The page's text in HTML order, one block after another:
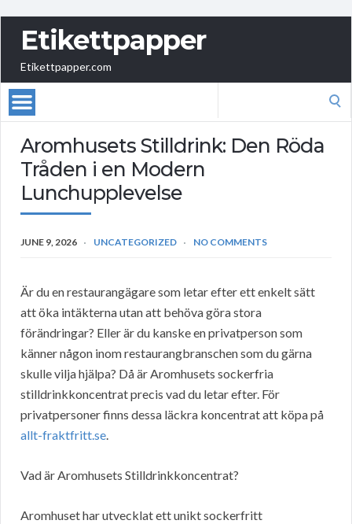
Etikettpapper
Etikettpapper.com
Aromhusets Stilldrink: Den Röda
Tråden i en Modern
Lunchupplevelse
JUNE 9, 2026 UNCATEGORIZED NO COMMENTS
Är du en restaurangägare som letar efter ett enkelt sätt
att öka intäkterna utan att behöva göra stora
förändringar? Eller är du kanske en privatperson som
känner någon inom restaurangbranschen som du gärna
skulle vilja hjälpa? Då är Aromhusets sockerfria
stilldrinkkoncentrat precis vad du letar efter. För
privatpersoner finns dessa läckra koncentrat att köpa på
allt-fraktfritt.se.
Vad är Aromhusets Stilldrinkkoncentrat?
Aromhuset har utvecklat ett unikt sockerfritt